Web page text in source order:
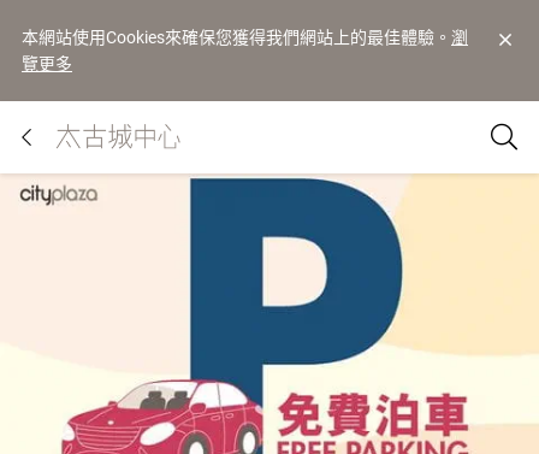
本網站使用Cookies來確保您獲得我們網站上的最佳體驗。 瀏
覽更多